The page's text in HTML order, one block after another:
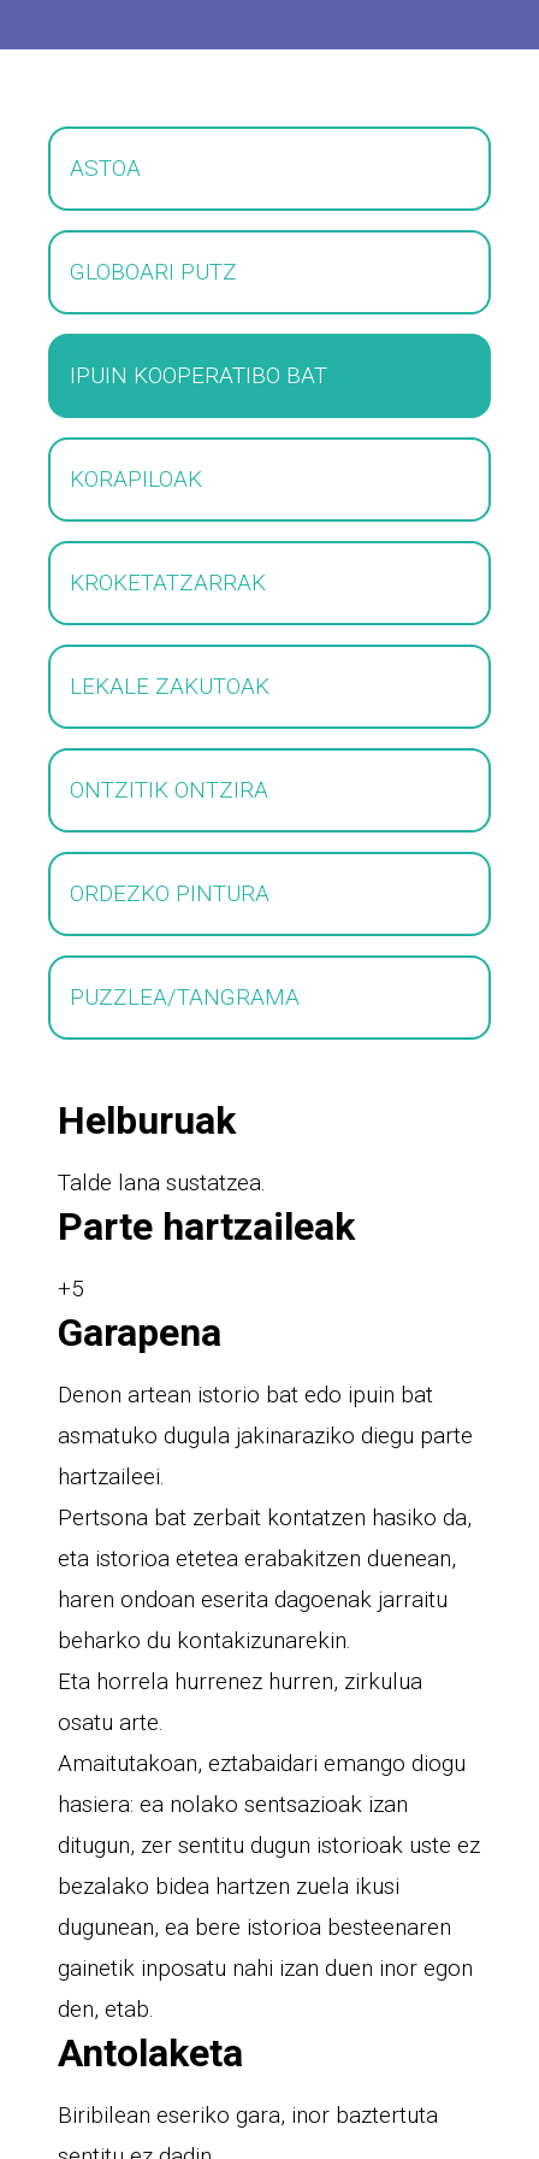
ASTOA
GLOBOARI PUTZ
IPUIN KOOPERATIBO BAT
KORAPILOAK
KROKETATZARRAK
LEKALE ZAKUTOAK
ONTZITIK ONTZIRA
ORDEZKO PINTURA
PUZZLEA/TANGRAMA
Helburuak
Talde lana sustatzea.
Parte hartzaileak
+5
Garapena
Denon artean istorio bat edo ipuin bat
asmatuko dugula jakinaraziko diegu parte
hartzaileei.
Pertsona bat zerbait kontatzen hasiko da,
eta istorioa etetea erabakitzen duenean,
haren ondoan eserita dagoenak jarraitu
beharko du kontakizunarekin.
Eta horrela hurrenez hurren, zirkulua
osatu arte.
Amaitutakoan, eztabaidari emango diogu
hasiera: ea nolako sentsazioak izan
ditugun, zer sentitu dugun istorioak uste ez
bezalako bidea hartzen zuela ikusi
dugunean, ea bere istorioa besteenaren
gainetik inposatu nahi izan duen inor egon
den, etab.
Antolaketa
Biribilean eseriko gara, inor baztertuta